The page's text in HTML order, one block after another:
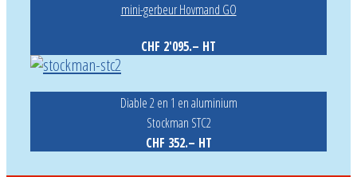
mini-gerbeur Hovmand GO
CHF 2'095.– HT
Diable 2 en 1 en aluminium
Stockman STC2
CHF 352.– HT